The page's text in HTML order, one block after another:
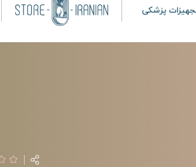
پزشکی